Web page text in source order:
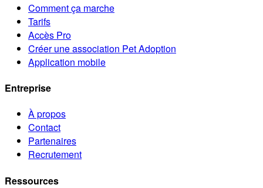
Comment ça marche
Tarifs
Accès Pro
Créer une association Pet Adoption
Application mobile
Entreprise
À propos
Contact
Partenaires
Recrutement
Ressources